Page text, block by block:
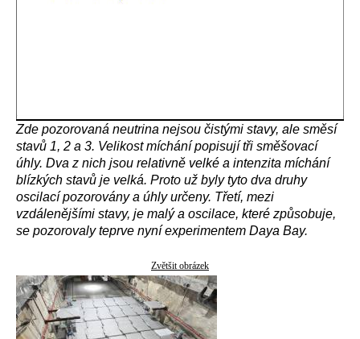
Zde pozorovaná neutrina nejsou čistými stavy, ale směsí
stavů 1, 2 a 3. Velikost míchání popisují tři směšovací
úhly. Dva z nich jsou relativně velké a intenzita míchání
blízkých stavů je velká. Proto už byly tyto dva druhy
oscilací pozorovány a úhly určeny. Třetí, mezi
vzdálenějšími stavy, je malý a oscilace, které způsobuje,
se pozorovaly teprve nyní experimentem Daya Bay.
Zvětšit obrázek